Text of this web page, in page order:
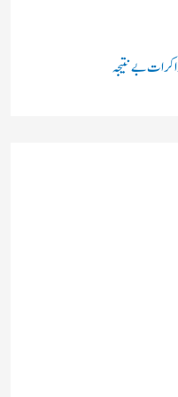
بے نتیجہ